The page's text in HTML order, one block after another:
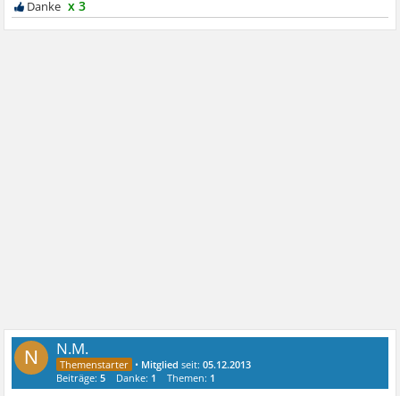
x 3
N N.M.
• Mitglied seit:05.12.2013
Beiträge:5 Danke: 1 Themen: 1